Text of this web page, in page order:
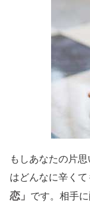
もしあなたの片
はどんなに辛くて
恋」 です。相手